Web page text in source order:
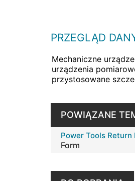
PRZEGLĄD
Mechaniczne
urządzenia
przystosowane
POWIĄZANE
Power Tools Return
Form